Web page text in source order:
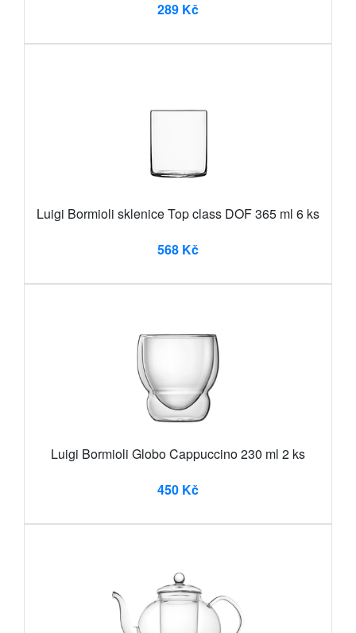
289 Kč
Luigi Bormioli sklenice Top class DOF 365 ml 6 ks
568 Kč
Luigi Bormioli Globo Cappuccino 230 ml 2 ks
450 Kč